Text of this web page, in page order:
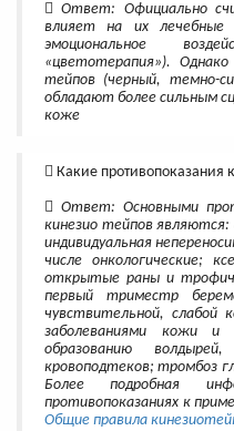
Ответ: Официально
влияет на их
эмоциональное
«цветотерапия»).
тейпов (черный, темно-
обладают более сильным
коже
Какие противопоказания
Ответ: Основными
кинезио тейпов являются:
индивидуальная
числе онкологические;
открытые раны и
первый триместр
чувствительной,
заболеваниями кожи
образованию
кровоподтеков; тромбоз
Более подробная
противопоказаниях к
Общие правила